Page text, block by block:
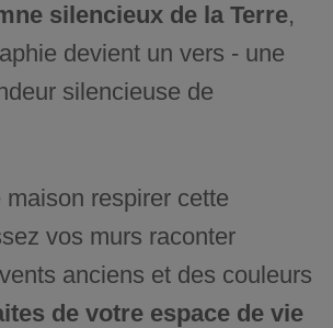
silencieux de la Terre,
devient un vers - une
silencieuse de
maison respirer cette
vos murs raconter
anciens et des couleurs
de votre espace de vie